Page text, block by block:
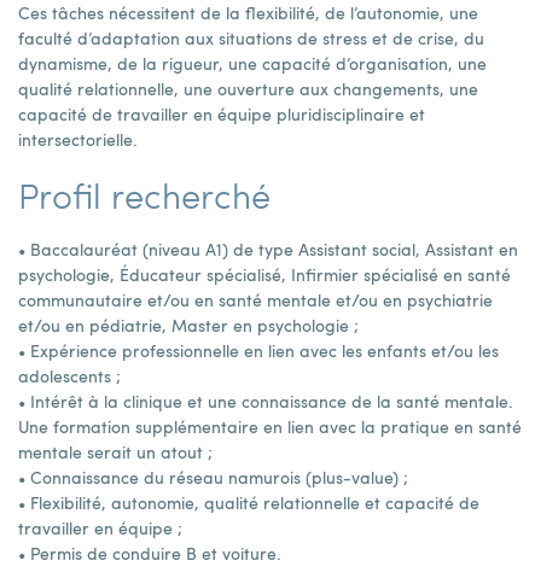
Ces tâches nécessitent de la flexibilité, de l’autonomie, une
faculté d’adaptation aux situations de stress et de crise, du
dynamisme, de la rigueur, une capacité d’organisation, une
qualité relationnelle, une ouverture aux changements, une
capacité de travailler en équipe pluridisciplinaire et
intersectorielle.
Profil recherché
• Baccalauréat (niveau A1) de type Assistant social, Assistant en
psychologie, Éducateur spécialisé, Infirmier spécialisé en santé
communautaire et/ou en santé mentale et/ou en psychiatrie
et/ou en pédiatrie, Master en psychologie ;
• Expérience professionnelle en lien avec les enfants et/ou les
adolescents ;
• Intérêt à la clinique et une connaissance de la santé mentale.
Une formation supplémentaire en lien avec la pratique en santé
mentale serait un atout ;
• Connaissance du réseau namurois (plus-value) ;
• Flexibilité, autonomie, qualité relationnelle et capacité de
travailler en équipe ;
• Permis de conduire B et voiture.